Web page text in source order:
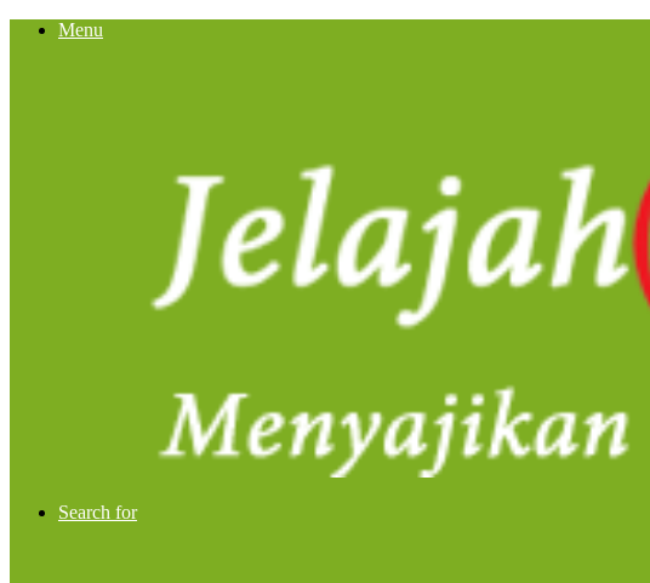
Menu
Search for